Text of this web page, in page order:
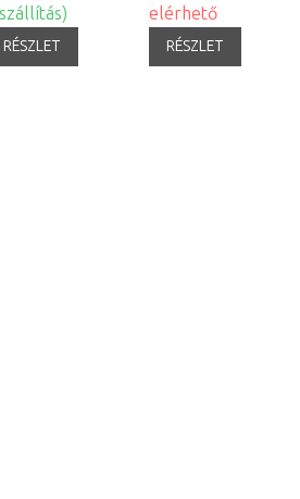
RÉSZLET
elérhető
RÉSZLET